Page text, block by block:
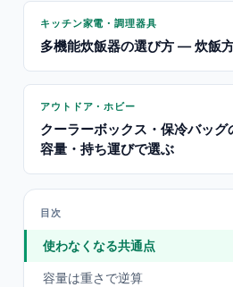
キッチン家電・調理器具
多機能炊飯器の選び方 — 炊飯
アウトドア・ホビー
クーラーボックス・保冷バッグ
容量・持ち運びで選ぶ
目次
使わなくなる共通点
容量は重さで逆算